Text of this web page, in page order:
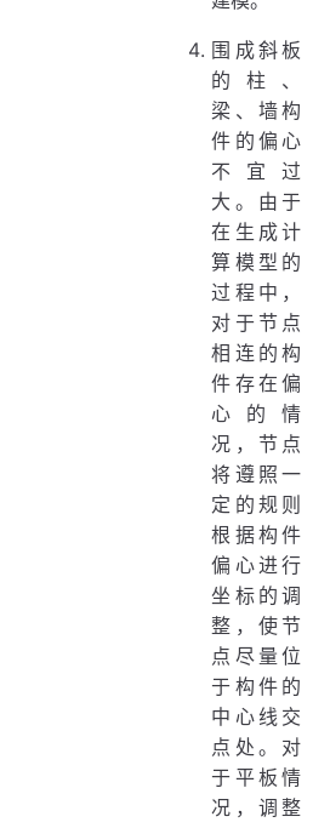
围成斜板
的柱、
梁、墙构
件的偏心
不宜过
大。由于
在生成计
算模型的
过程中，
对于节点
相连的构
件存在偏
心的情
况，节点
将遵照一
定的规则
根据构件
偏心进行
坐标的调
整，使节
点尽量位
于构件的
中心线交
点处。对
于平板情
况，调整